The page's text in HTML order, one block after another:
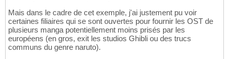
Mais dans le cadre de cet exemple, j'ai justement pu voir
certaines filiaires qui se sont ouvertes pour fournir les OST de
plusieurs manga potentiellement moins prisés par les
européens (en gros, exit les studios Ghibli ou des trucs
communs du genre naruto).